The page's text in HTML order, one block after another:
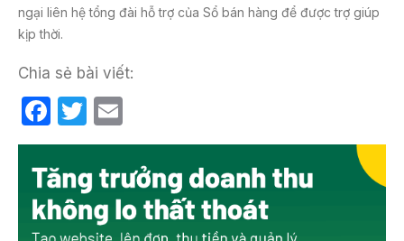
ngại liên hệ tổng đài hỗ trợ của Sổ bán hàng để được trợ giúp
kịp thời.
Chia sẻ bài viết:
F
a
c
e
b
T
w
itt
er
m
ail